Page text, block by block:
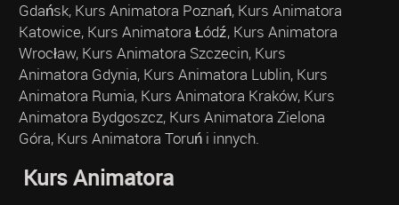
Gdańsk, Kurs Animatora Poznań, Kurs Animatora
Katowice, Kurs Animatora Łódź, Kurs Animatora
Wrocław, Kurs Animatora Szczecin, Kurs
Animatora Gdynia, Kurs Animatora Lublin, Kurs
Animatora Rumia, Kurs Animatora Kraków, Kurs
Animatora Bydgoszcz, Kurs Animatora Zielona
Góra, Kurs Animatora Toruń i innych.
Kurs Animatora